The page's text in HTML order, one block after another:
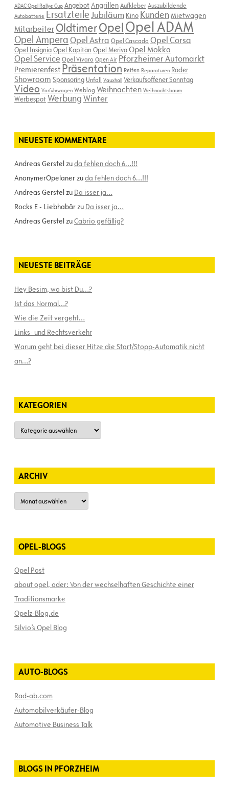
ADAC Opel Rallye Cup AngebotAngrillenAufkleberAuszubildende
Autobatterie ErsatzteileJubiläum Kino KundenMietwagen
Mitarbeiter OldtimerOpelOpel ADAM
Opel AmperaOpel Astra Opel Cascada Opel Corsa
Opel InsigniaOpel Kapitän Opel MerivaOpel Mokka
Opel ServiceOpel Vivaro Open Air Pforzheimer Automarkt
Premierenfest Präsentation Reifen Reparaturen Räder
Showroom Sponsoring Unfall Vauxhall Verkaufsoffener Sonntag
Video Vorführwagen Weblog Weihnachten Weihnachtsbaum
WerbespotWerbungWinter
NEUESTE KOMMENTARE
Andreas Gerstel zuda fehlen doch 6…!!!
AnonymerOpelanerzuda fehlen doch 6…!!!
Andreas Gerstel zu Da isser ja…
Rocks E - Liebhabärzu Da isser ja…
Andreas Gerstel zuCabrio gefällig?
NEUESTE BEITRÄGE
Hey Besim, wo bist Du…?
Ist das Normal…?
Wie die Zeit vergeht…
Links- und Rechtsverkehr
Warum geht bei dieser Hitze die Start/Stopp-Automatik nicht
an…?
KATEGORIEN
Kategorien
ARCHIV
Archiv
OPEL-BLOGS
Opel Post
about opel, oder: Von der wechselhaften Geschichte einer
Traditionsmarke
Opelz-Blog.de
Silvio’s Opel Blog
AUTO-BLOGS
Rad-ab.com
Automobilverkäufer-Blog
Automotive Business Talk
BLOGS IN PFORZHEIM